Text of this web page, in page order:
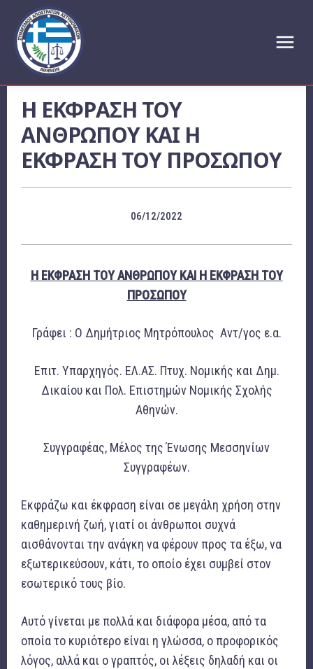
Η ΕΚΦΡΑΣΗ ΤΟΥ
ΑΝΘΡΩΠΟΥ ΚΑΙ Η
ΕΚΦΡΑΣΗ ΤΟΥ ΠΡΟΣΩΠΟΥ
06/12/2022
Η ΕΚΦΡΑΣΗ ΤΟΥ ΑΝΘΡΩΠΟΥ ΚΑΙ Η ΕΚΦΡΑΣΗ ΤΟΥ
ΠΡΟΣΩΠΟΥ
Γράφει : Ο Δημήτριος Μητρόπουλος Αντ/γος ε.α.
Επιτ. Υπαρχηγός. ΕΛ.ΑΣ. Πτυχ. Νομικής και Δημ.
Δικαίου και Πολ. Επιστημών Νομικής Σχολής
Αθηνών.
Συγγραφέας, Μέλος της Ένωσης Μεσσηνίων
Συγγραφέων.
Εκφράζω και έκφραση είναι σε μεγάλη χρήση στην
καθημερινή ζωή, γιατί οι άνθρωποι συχνά
αισθάνονται την ανάγκη να φέρουν προς τα έξω, να
εξωτερικεύσουν, κάτι, το οποίο έχει συμβεί στον
εσωτερικό τους βίο.
Αυτό γίνεται με πολλά και διάφορα μέσα, από τα
οποία το κυριότερο είναι η γλώσσα, ο προφορικός
λόγος, αλλά και ο γραπτός, οι λέξεις δηλαδή και οι